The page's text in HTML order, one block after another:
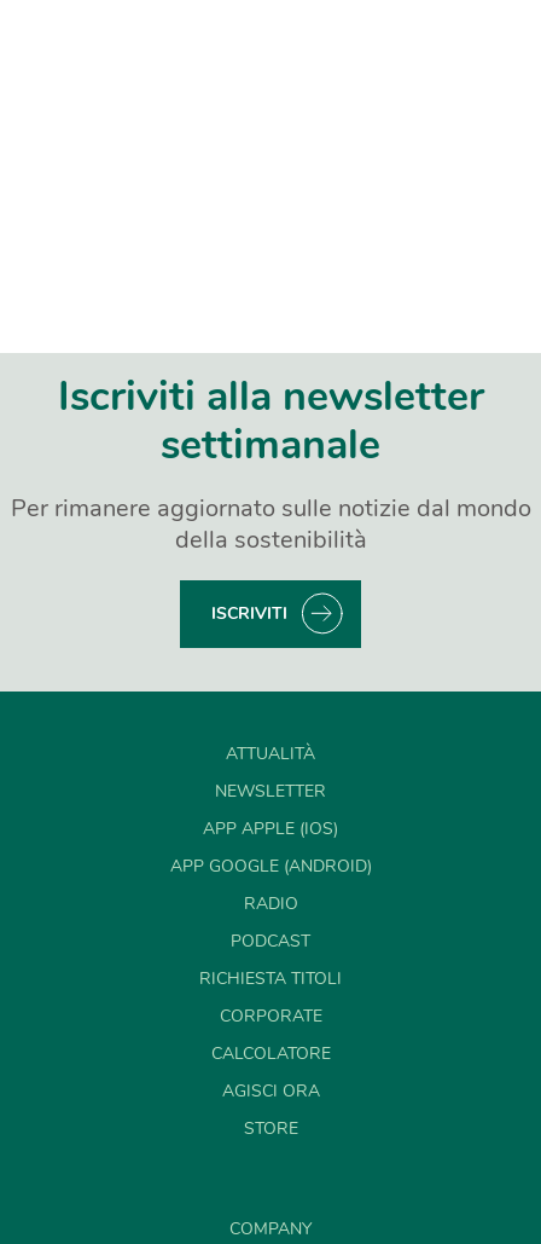
Iscriviti alla newsletter
settimanale
Per rimanere aggiornato sulle notizie dal mondo
della sostenibilità
ISCRIVITI
ATTUALITÀ
NEWSLETTER
APP APPLE (IOS)
APP GOOGLE (ANDROID)
RADIO
PODCAST
RICHIESTA TITOLI
CORPORATE
CALCOLATORE
AGISCI ORA
STORE
COMPANY